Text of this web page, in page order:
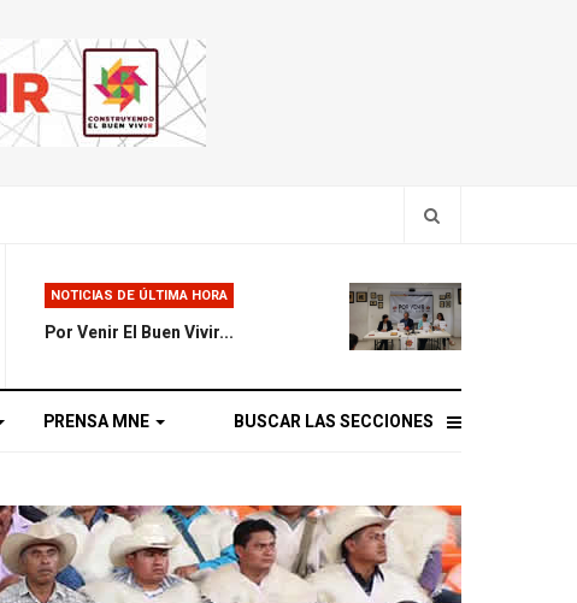
NOTICIAS DE ÚLTIMA HORA
Por Venir El Buen Vivir...
PRENSA MNE BUSCAR LAS SECCIONES